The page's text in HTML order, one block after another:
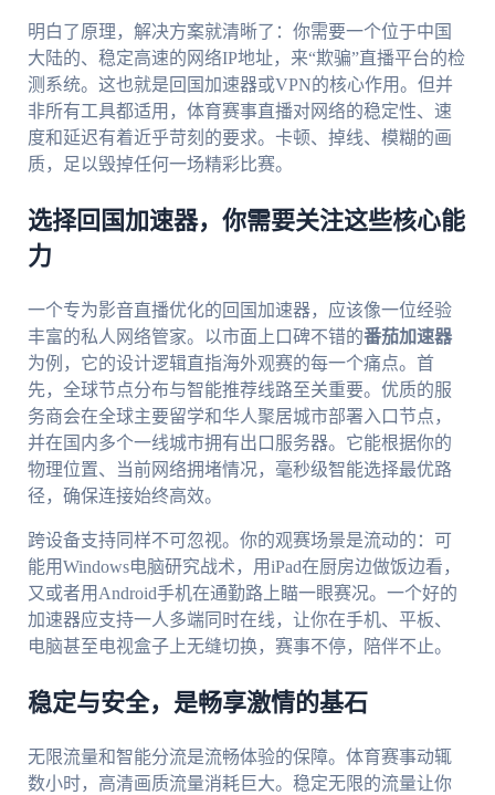
明白了原理，解决方案就清晰了：你需要一个位于中国
大陆的、稳定高速的网络IP地址，来“欺骗”直播平台的检
测系统。这也就是回国加速器或VPN的核心作用。但并
非所有工具都适用，体育赛事直播对网络的稳定性、速
度和延迟有着近乎苛刻的要求。卡顿、掉线、模糊的画
质，足以毁掉任何一场精彩比赛。
选择回国加速器，你需要关注这些核心能
力
一个专为影音直播优化的回国加速器，应该像一位经验
丰富的私人网络管家。以市面上口碑不错的番茄加速器
为例，它的设计逻辑直指海外观赛的每一个痛点。首
先，全球节点分布与智能推荐线路至关重要。优质的服
务商会在全球主要留学和华人聚居城市部署入口节点，
并在国内多个一线城市拥有出口服务器。它能根据你的
物理位置、当前网络拥堵情况，毫秒级智能选择最优路
径，确保连接始终高效。
跨设备支持同样不可忽视。你的观赛场景是流动的：可
能用Windows电脑研究战术，用iPad在厨房边做饭边看，
又或者用Android手机在通勤路上瞄一眼赛况。一个好的
加速器应支持一人多端同时在线，让你在手机、平板、
电脑甚至电视盒子上无缝切换，赛事不停，陪伴不止。
稳定与安全，是畅享激情的基石
无限流量和智能分流是流畅体验的保障。体育赛事动辄
数小时，高清画质流量消耗巨大。稳定无限的流量让你